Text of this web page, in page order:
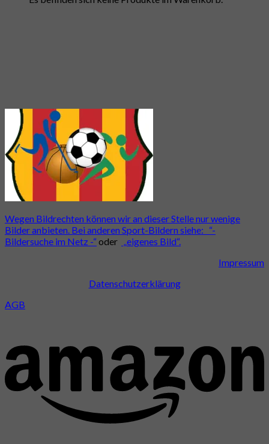
Wegen Bildrechten können wir an dieser Stelle nur wenige
Bilder anbieten. Bei anderen Sport-Bildern siehe: “-
Bildersuche im Netz -“oder
„eigenes Bild“.
Impressum
Datenschutzerklärung
AGB